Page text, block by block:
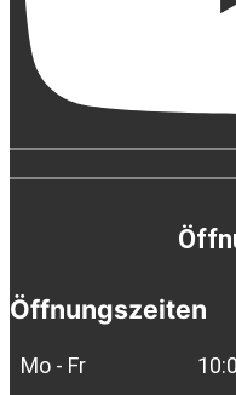
Öffnungszeiten
Mo - Fr